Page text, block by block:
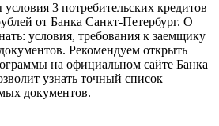
3 потребительских кредитов
от Банка Санкт-Петербург. О
условия, требования к заемщику
Рекомендуем открыть
на официальном сайте Банка
узнать точный список
документов.